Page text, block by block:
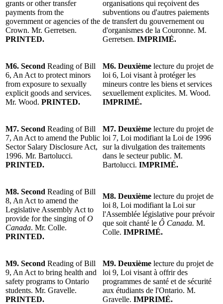
grants or other transfer
payments from the
government or agencies of the
Crown. Mr. Gerretsen.
PRINTED.
organisations qui reçoivent des
subventions ou d'autres paiements
de transfert du gouvernement ou
d'organismes de la Couronne. M.
Gerretsen. IMPRIMÉ.
M6. Second Reading of Bill
6, An Act to protect minors
from exposure to sexually
explicit goods and services.
Mr. Wood. PRINTED.
M6. Deuxième lecture du projet de
loi 6, Loi visant à protéger les
mineurs contre les biens et services
sexuellement explicites. M. Wood.
IMPRIMÉ.
M7. Second Reading of Bill
7, An Act to amend the Public
Sector Salary Disclosure Act,
1996. Mr. Bartolucci.
PRINTED.
M7. Deuxième lecture du projet de
loi 7, Loi modifiant la Loi de 1996
sur la divulgation des traitements
dans le secteur public. M.
Bartolucci. IMPRIMÉ.
M8. Second Reading of Bill
8, An Act to amend the
Legislative Assembly Act to
provide for the singing ofO
Canada. Mr. Colle.
PRINTED.
M8. Deuxième lecture du projet de
loi 8, Loi modifiant la Loi sur
l'Assemblée législative pour prévoir
que soit chanté le Ô Canada. M.
Colle. IMPRIMÉ.
M9. Second Reading of Bill
9, An Act to bring health and
safety programs to Ontario
students. Mr. Gravelle.
PRINTED.
M9. Deuxième lecture du projet de
loi 9, Loi visant à offrir des
programmes de santé et de sécurité
aux étudiants de l'Ontario. M.
Gravelle. IMPRIMÉ.